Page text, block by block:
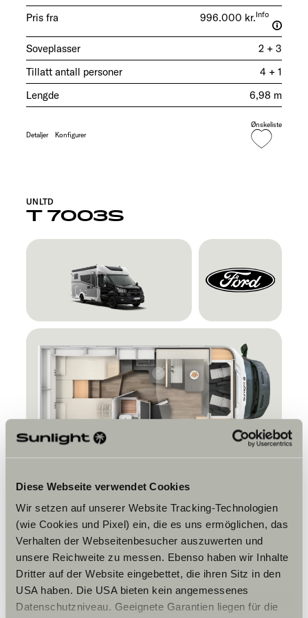
Diese Webseite verwendet Cookies
Wir setzen auf unserer Website Tracking-Technologien
(wie Cookies und Pixel) ein, die es uns ermöglichen, das
Verhalten der Webseitenbesucher auszuwerten und
unsere Reichweite zu messen. Ebenso haben wir Inhalte
Dritter auf der Website eingebettet, die ihren Sitz in den
USA haben. Die USA bieten kein angemessenes
Datenschutzniveau. Geeignete Garantien liegen für die
Pris fra 996.000 kr.Info
Soveplasser
2 + 3
Tillatt antall personer
4 + 1
Lengde
6,98 m
Detaljer Konfigurer
Ønskeliste
T 7003S
UNLTD
Pris fra
Soveplasser
2 + 2
Tillatt antall personer
Lengde
6,99 m
Detaljer Konfigurer